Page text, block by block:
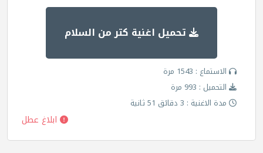
تحميل اغنية كتر من السلام
الاستماع : 1543 مرة
التحميل : 993 مرة
مدة الاغنية : 3 دقائق 51 ثانية
ابلاغ عطل